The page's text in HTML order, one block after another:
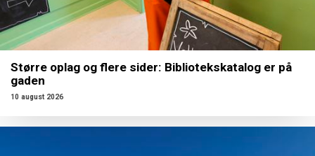
Større oplag og flere sider: Bibliotekskatalog er på
gaden
10 august 2026